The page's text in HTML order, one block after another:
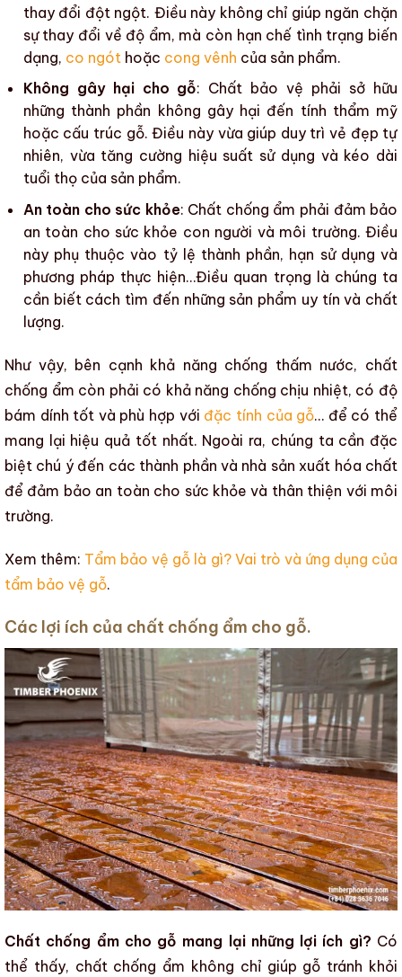
thay đổi đột ngột. Điều này không chỉ giúp ngăn chặn
sự thay đổi về độ ẩm, mà còn hạn chế tình trạng biến
dạng, co ngóthoặc cong vênh của sản phẩm.
Không gây hại cho gỗ: Chất bảo vệ phải sở hữu
những thành phần không gây hại đến tính thẩm mỹ
hoặc cấu trúc gỗ. Điều này vừa giúp duy trì vẻ đẹp tự
nhiên, vừa tăng cường hiệu suất sử dụng và kéo dài
tuổi thọ của sản phẩm.
An toàn cho sức khỏe: Chất chống ẩm phải đảm bảo
an toàn cho sức khỏe con người và môi trường. Điều
này phụ thuộc vào tỷ lệ thành phần, hạn sử dụng và
phương pháp thực hiện…Điều quan trọng là chúng ta
cần biết cách tìm đến những sản phẩm uy tín và chất
lượng.
Như vậy, bên cạnh khả năng chống thấm nước, chất
chống ẩm còn phải có khả năng chống chịu nhiệt, có độ
bám dính tốt và phù hợp với đặc tính của gỗ… để có thể
mang lại hiệu quả tốt nhất. Ngoài ra, chúng ta cần đặc
biệt chú ý đến các thành phần và nhà sản xuất hóa chất
để đảm bảo an toàn cho sức khỏe và thân thiện với môi
trường.
Xem thêm: Tẩm bảo vệ gỗ là gì? Vai trò và ứng dụng của
tẩm bảo vệ gỗ.
Các lợi ích của chất chống ẩm cho gỗ.
Chất chống ẩm cho gỗ mang lại những lợi ích gì? Có
thể thấy, chất chống ẩm không chỉ giúp gỗ tránh khỏi